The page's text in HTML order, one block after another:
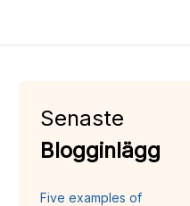
Senaste
Blogginlägg
Five examples of